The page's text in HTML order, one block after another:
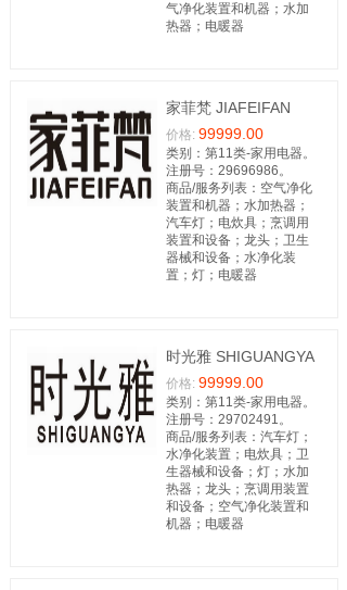
气净化装置和机器；水加
热器；电暖器
家菲梵 JIAFEIFAN
价格: 99999.00
类别：第11类-家用电器。
注册号：29696986。
商品/服务列表：空气净化
装置和机器；水加热器；
汽车灯；电炊具；烹调用
装置和设备；龙头；卫生
器械和设备；水净化装
置；灯；电暖器
时光雅 SHIGUANGYA
价格: 99999.00
类别：第11类-家用电器。
注册号：29702491。
商品/服务列表：汽车灯；
水净化装置；电炊具；卫
生器械和设备；灯；水加
热器；龙头；烹调用装置
和设备；空气净化装置和
机器；电暖器